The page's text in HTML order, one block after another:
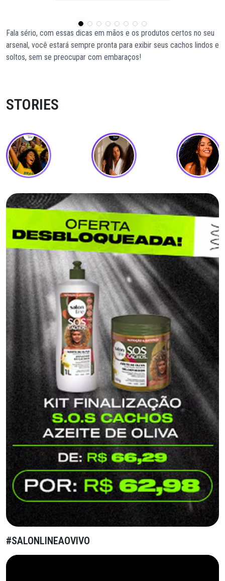
Fala sério, com essas dicas em mãos e os produtos certos no seu
arsenal, você estará sempre pronta para exibir seus cachos lindos e
soltos, sem se preocupar com embaraços!
STORIES
#SALONLINEAOVIVO